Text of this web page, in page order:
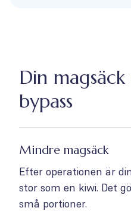
Din
bypass
Mindre magsäck
Efter operationen är
stor som en kiwi. Det
små portioner.